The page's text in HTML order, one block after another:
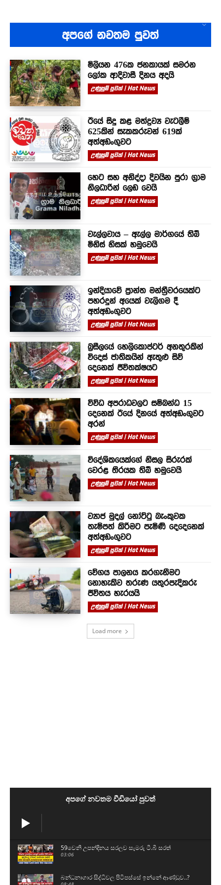
අපගේ නවතම පුවත්
මිලියන 476ක ජනකායක් සමරන
ලෝක ආදිවාසී දිනය අදයි
උණුසුම් පුවත් | Hot News
ඊයේ සිදු කළ මත්ද්‍රව්‍ය වැටලීම්
625කින් සැකකරුවන් 619ක්
අත්අඩංගුවට
උණුසුම් පුවත් | Hot News
හෙට සහ අනිද්දා දිවයින පුරා ග්‍රාම
නිලධාරින් ලෙඩ වෙයි
උණුසුම් පුවත් | Hot News
වැල්ලවාය – ඇල්ල මාර්ගයේ තිබී
මිනිස් හිසක් හමුවෙයි
උණුසුම් පුවත් | Hot News
ඉන්දියාවේ ප්‍රාන්ත මන්ත්‍රීවරයෙක්ට
පහරදුන් අයෙක් වැලිගම දී
අත්අඩංගුවට
උණුසුම් පුවත් | Hot News
බ්‍රසීලයේ හෙලිකොප්ටර් අනතුරකින්
විදෙස් ජාතිකයින් ඇතුළු සිව්
දෙනෙක් ජීවිතක්ෂයට
උණුසුම් පුවත් | Hot News
විවිධ අපරාධවලට සම්බන්ධ 15
දෙනෙක් ඊයේ දිනයේ අත්අඩංගුවට
අරන්
උණුසුම් පුවත් | Hot News
විදේශිකයෙක්ගේ නිසල සිරුරක්
වෙරළ තීරයක තිබී හමුවෙයි
උණුසුම් පුවත් | Hot News
ව්‍යාජ මුදල් නෝට්ටු බැංකුවක
තැම්පත් කිරීමට පැමිණි දෙදෙනෙක්
අත්අඩංගුවට
උණුසුම් පුවත් | Hot News
වේගය පාලනය කරගැනීමට
නොහැකිව තරුණ යතුරපැදිකරු
ජීවිතය හැරයයි
උණුසුම් පුවත් | Hot News
Load more
අපගේ නවතම වීඩියෝ පුවත්
59වෙනි උපන්දිනය සරලව සැමරු ටී.බී සරත්
03:06
බන්ධනාගාර සිද්ධිවල පිටිපස්සේ ඉන්නේ ආණ්ඩුව..?